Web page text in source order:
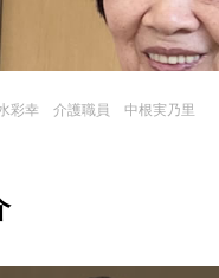
g
a
t
o
彩幸 介護職員 中根実乃里